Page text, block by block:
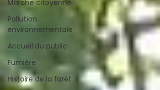
Marche citoyenne
Pollution
environnementale
Accueil du public
Fumière
Histoire de la forêt